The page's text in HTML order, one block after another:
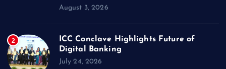
August 3, 2026
2
ICC Conclave Highlights Future of
Digital Banking
July 24, 2026